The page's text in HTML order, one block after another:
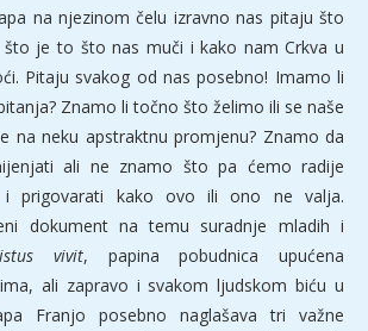
na njezinom čelu izravno nas pitaju što
je to što nas muči i kako nam Crkva u
Pitaju svakog od nas posebno! Imamo li
Znamo li točno što želimo ili se naše
na neku apstraktnu promjenu? Znamo da
ali ne znamo što pa ćemo radije
prigovarati kako ovo ili ono ne valja.
dokument na temu suradnje mladih i
vivit, papina pobudnica upućena
ali zapravo i svakom ljudskom biću u
Franjo posebno naglašava tri važne